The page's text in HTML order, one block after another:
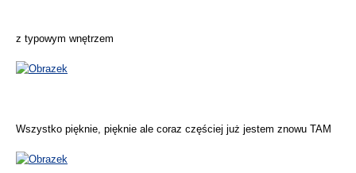
z typowym wnętrzem
Wszystko pięknie, pięknie ale coraz częściej już jestem znowu TAM